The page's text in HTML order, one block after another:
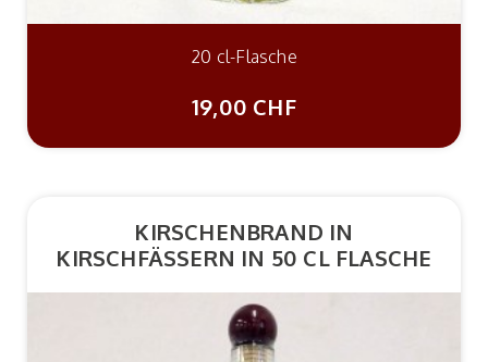
20 cl-Flasche
19,00 CHF
KIRSCHENBRAND IN
KIRSCHFÄSSERN IN 50 CL FLASCHE